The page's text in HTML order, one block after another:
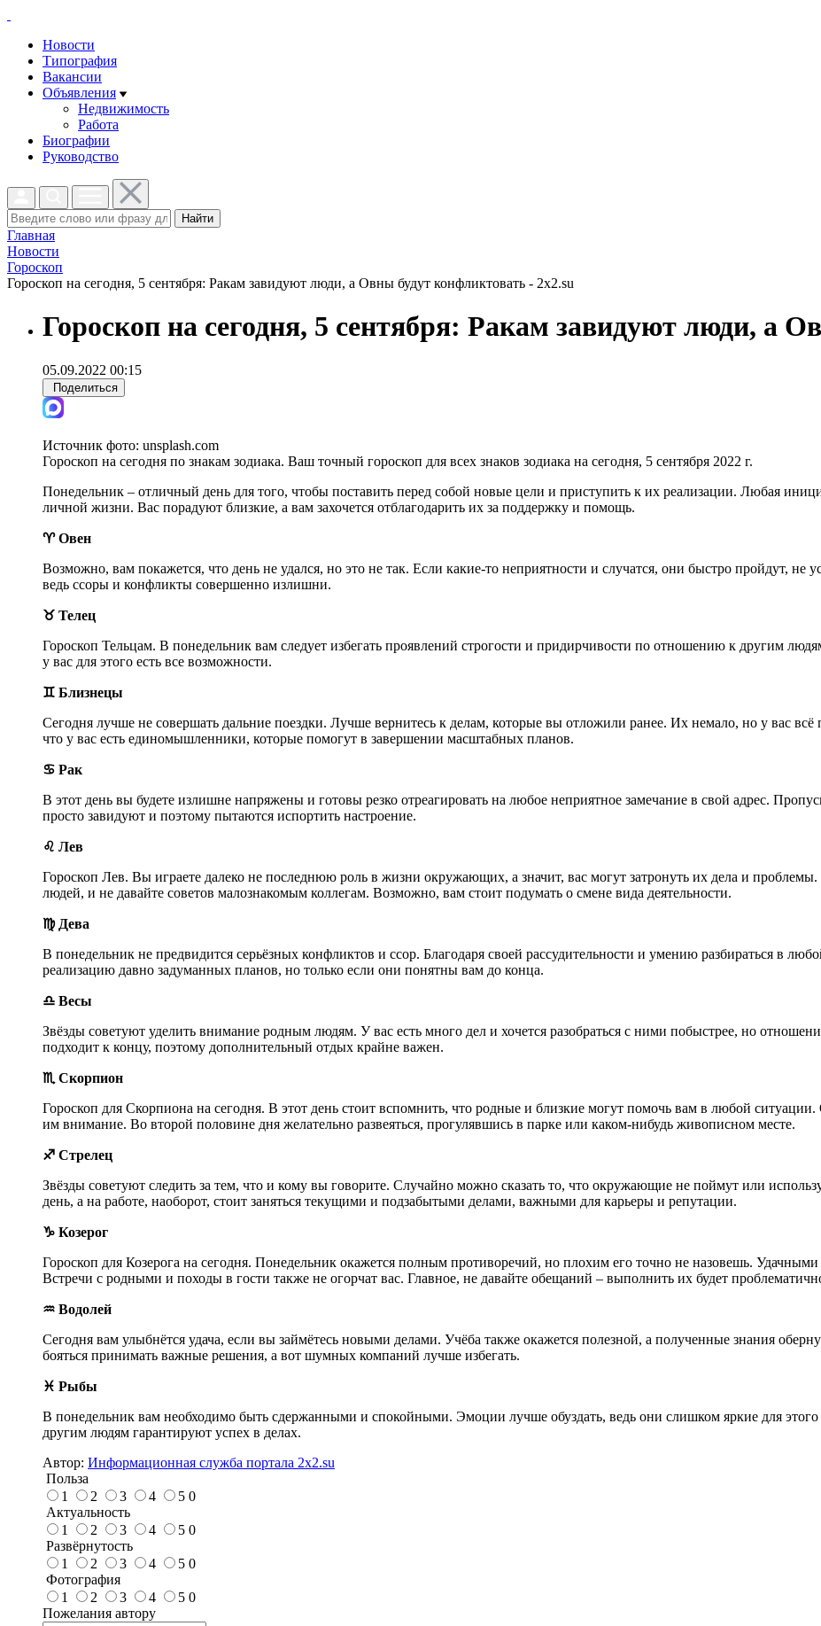
Новости
Типография
Вакансии
Объявления
Недвижимость
Работа
Биографии
Руководство
Найти
Главная
Новости
Гороскоп
Гороскоп на сегодня, 5 сентября: Ракам завидуют люди, а Овны будут конфликтовать - 2x2.su
Гороскоп на сегодня, 5 сентября: Ракам завидуют люди, а
05.09.2022 00:15
Поделиться
Источник фото: unsplash.com
Гороскоп на сегодня по знакам зодиака. Ваш точный гороскоп для всех знаков зодиака на сегодня, 5 сентября 2022 г.
Понедельник – отличный день для того, чтобы поставить перед собой новые цели и приступить к их реализации. Любая
личной жизни. Вас порадуют близкие, а вам захочется отблагодарить их за поддержку и помощь.
♈ Овен
Возможно, вам покажется, что день не удался, но это не так. Если какие-то неприятности и случатся, они быстро пройдут,
ведь ссоры и конфликты совершенно излишни.
♉ Телец
Гороскоп Тельцам. В понедельник вам следует избегать проявлений строгости и придирчивости по отношению к другим
у вас для этого есть все возможности.
♊ Близнецы
Сегодня лучше не совершать дальние поездки. Лучше вернитесь к делам, которые вы отложили ранее. Их немало, но у вас
что у вас есть единомышленники, которые помогут в завершении масштабных планов.
♋ Рак
В этот день вы будете излишне напряжены и готовы резко отреагировать на любое неприятное замечание в свой адрес.
просто завидуют и поэтому пытаются испортить настроение.
♌ Лев
Гороскоп Лев. Вы играете далеко не последнюю роль в жизни окружающих, а значит, вас могут затронуть их дела и
людей, и не давайте советов малознакомым коллегам. Возможно, вам стоит подумать о смене вида деятельности.
♍ Дева
В понедельник не предвидится серьёзных конфликтов и ссор. Благодаря своей рассудительности и умению разбираться в
реализацию давно задуманных планов, но только если они понятны вам до конца.
♎ Весы
Звёзды советуют уделить внимание родным людям. У вас есть много дел и хочется разобраться с ними побыстрее, но
подходит к концу, поэтому дополнительный отдых крайне важен.
♏ Скорпион
Гороскоп для Скорпиона на сегодня. В этот день стоит вспомнить, что родные и близкие могут помочь вам в любой
им внимание. Во второй половине дня желательно развеяться, прогулявшись в парке или каком-нибудь живописном месте.
♐ Стрелец
Звёзды советуют следить за тем, что и кому вы говорите. Случайно можно сказать то, что окружающие не поймут или
день, а на работе, наоборот, стоит заняться текущими и подзабытыми делами, важными для карьеры и репутации.
♑ Козерог
Гороскоп для Козерога на сегодня. Понедельник окажется полным противоречий, но плохим его точно не назовешь.
Встречи с родными и походы в гости также не огорчат вас. Главное, не давайте обещаний – выполнить их будет
♒ Водолей
Сегодня вам улыбнётся удача, если вы займётесь новыми делами. Учёба также окажется полезной, а полученные знания
бояться принимать важные решения, а вот шумных компаний лучше избегать.
♓ Рыбы
В понедельник вам необходимо быть сдержанными и спокойными. Эмоции лучше обуздать, ведь они слишком яркие для
другим людям гарантируют успех в делах.
Автор: Информационная служба портала 2x2.su
Польза
1
2 3 4 5 0
Актуальность
1
2 3 4 5 0
Развёрнутость
1
2 3 4 5 0
Фотография
1
2 3 4 5 0
Пожелания автору